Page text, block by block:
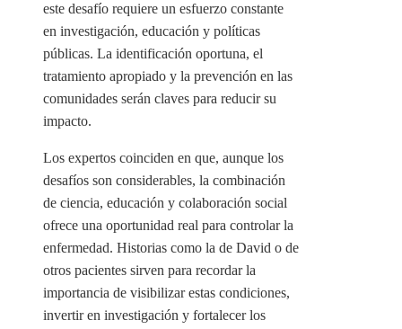
este desafío requiere un esfuerzo constante
en investigación, educación y políticas
públicas. La identificación oportuna, el
tratamiento apropiado y la prevención en las
comunidades serán claves para reducir su
impacto.
Los expertos coinciden en que, aunque los
desafíos son considerables, la combinación
de ciencia, educación y colaboración social
ofrece una oportunidad real para controlar la
enfermedad. Historias como la de David o de
otros pacientes sirven para recordar la
importancia de visibilizar estas condiciones,
invertir en investigación y fortalecer los